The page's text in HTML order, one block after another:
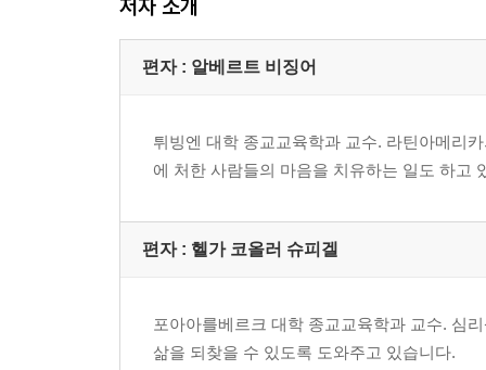
종교의 본질을 알면 더 넓은 시각으로 세상을 이해
2005년 통계청 조사에 의하면 우리나라 인구의
학교에서는 1학년의 경우 한 교실 학생의 90%
“종교는 싸움이 아니라 평화를 위한 것이에요.”
“종교가 다양한 것은 사람들이 다양한 것과 관련이
위해서는 때로 고통도 감수해야 하고, “미안해
어린이를 위한 인문 시리즈 종교 이야기
저자 소개
편자 : 알베르트 비징어
튀빙엔 대학 종교교육학과 교수. 라틴아메리
에 처한 사람들의 마음을 치유하는 일도 하고
편자 : 헬가 코올러 슈피겔
포아아를베르크 대학 종교교육학과 교수. 심
삶을 되찾을 수 있도록 도와주고 있습니다.